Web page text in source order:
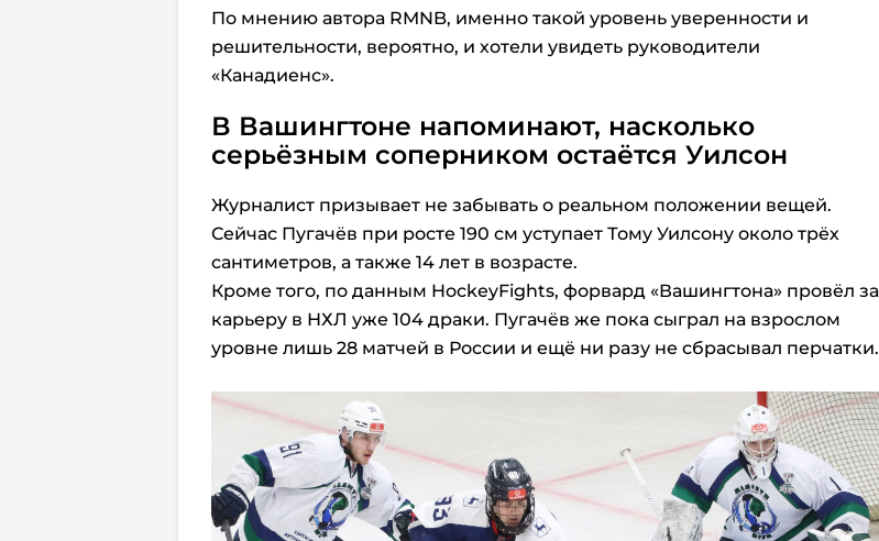
По мнению автора RMNB, именно такой уровень уверенности и
решительности, вероятно, и хотели увидеть руководители
«Канадиенс».
В Вашингтоне напоминают, насколько
серьёзным соперником остаётся Уилсон
Журналист призывает не забывать о реальном положении вещей.
Сейчас Пугачёв при росте 190 см уступает Тому Уилсону около трёх
сантиметров, а также 14 лет в возрасте.
Кроме того, по данным HockeyFights, форвард «Вашингтона» провёл за
карьеру в НХЛ уже 104 драки. Пугачёв же пока сыграл на взрослом
уровне лишь 28 матчей в России и ещё ни разу не сбрасывал перчатки.